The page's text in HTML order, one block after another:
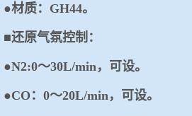
●材质：GH44。
■还原气氛控制：
●N2:0～30L/min，可设。
●CO：0～20L/min，可设。